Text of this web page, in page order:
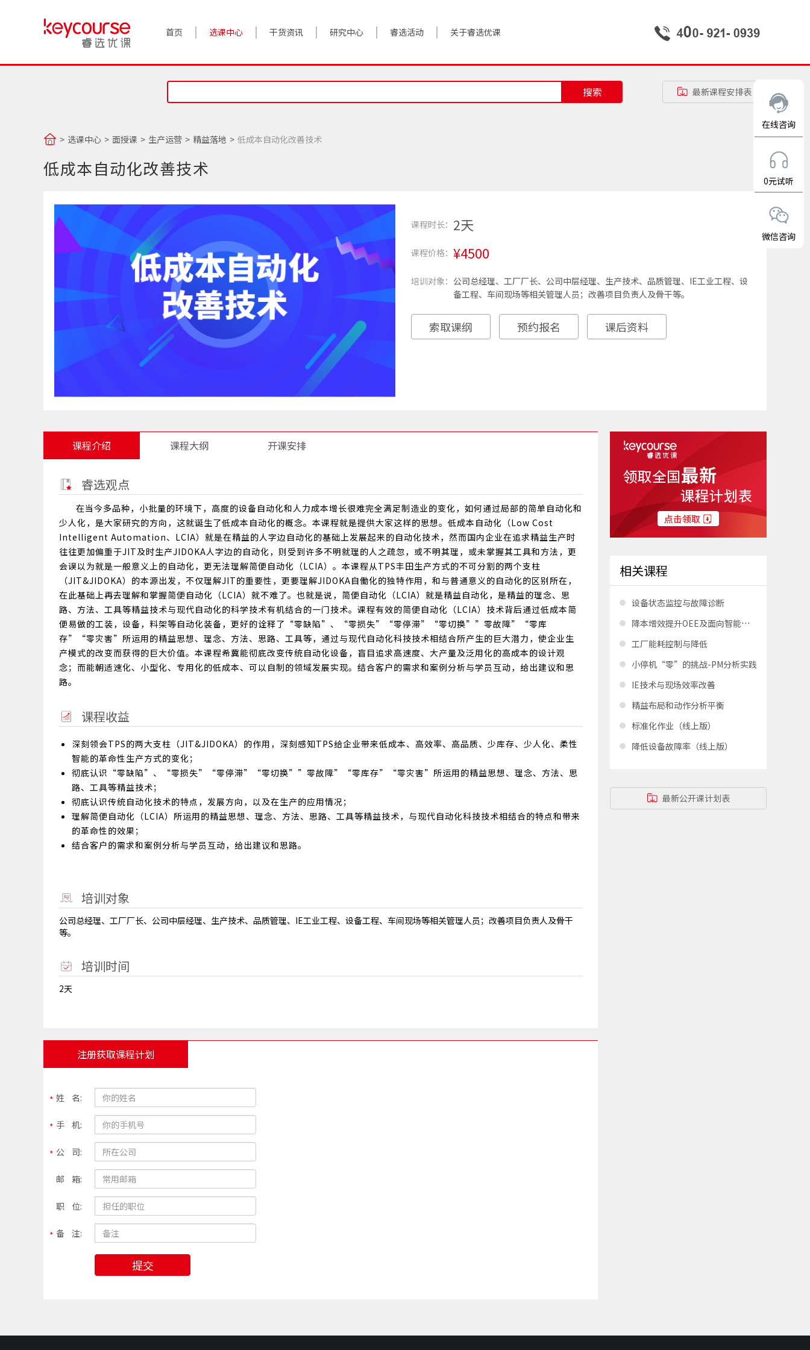
首页 选课中心 干货资讯
案例实践
对话高管
研究中心
BestHR研究院
研究报告
睿选活动
活动预告
往期回顾
关于睿选优课
关于我们
加入我们
在线咨询
0元试听
微信咨询
搜索 最新课程安排表
选课中心 面授课 生产运营 精益落地 低成本自动化改善技术
低成本自动化改善技术
课程时长： 2天
课程价格： ¥4500
培训对象： 公司总经理、工厂厂长、公司中层经理、生产技术、品质管理、IE工业工程、设
备工程、车间现场等相关管理人员；改善项目负责人及骨干等。
索取课纲 预约报名 课后资料
课程介绍 课程大纲 开课安排
睿选观点
在当今多品种，小批量的环境下，高度的设备自动化和人力成本增长很难完全满足制造业的变化，如何通过局部的简单自动化和
少人化，是大家研究的方向，这就诞生了低成本自动化的概念。本课程就是提供大家这样的思想。低成本自动化（Low Cost
Intelligent Automation、LCIA）就是在精益的人字边自动化的基础上发展起来的自动化技术，然而国内企业在追求精益生产时
往往更加偏重于JIT及时生产JIDOKA人字边的自动化，则受到许多不明就理的人之疏忽，或不明其理，或未掌握其工具和方法，更
会误以为就是一般意义上的自动化，更无法理解简便自动化（LCIA）。本课程从TPS丰田生产方式的不可分割的两个支柱
（JIT&JIDOKA）的本源出发，不仅理解JIT的重要性，更要理解JIDOKA自働化的独特作用，和与普通意义的自动化的区别所在，
在此基础上再去理解和掌握简便自动化（LCIA）就不难了。也就是说，简便自动化（LCIA）就是精益自动化，是精益的理念、思
路、方法、工具等精益技术与现代自动化的科学技术有机结合的一门技术。课程有效的简便自动化（LCIA）技术背后通过低成本简
便易做的工装，设备，料架等自动化装备，更好的诠释了“零缺陷”、“零损失”“零停滞”“零切换””零故障”“零库
存”“零灾害”所运用的精益思想、理念、方法、思路、工具等，通过与现代自动化科技技术相结合所产生的巨大潜力，使企业生
产模式的改变而获得的巨大价值。本课程希冀能彻底改变传统自动化设备，盲目追求高速度、大产量及泛用化的高成本的设计观
念；而能朝适速化、小型化、专用化的低成本、可以自制的领域发展实现。结合客户的需求和案例分析与学员互动，给出建议和思
路。
课程收益
深刻领会TPS的两大支柱（JIT&JIDOKA）的作用，深刻感知TPS给企业带来低成本、高效率、高品质、少库存、少人化、柔性
智能的革命性生产方式的变化；
彻底认识“零缺陷”、“零损失”“零停滞”“零切换””零故障”“零库存”“零灾害”所运用的精益思想、理念、方法、思
路、工具等精益技术；
彻底认识传统自动化技术的特点，发展方向，以及在生产的应用情况；
理解简便自动化（LCIA）所运用的精益思想、理念、方法、思路、工具等精益技术，与现代自动化科技技术相结合的特点和带来
的革命性的效果；
结合客户的需求和案例分析与学员互动，给出建议和思路。
培训对象
公司总经理、工厂厂长、公司中层经理、生产技术、品质管理、IE工业工程、设备工程、车间现场等相关管理人员；改善项目负责人及骨干
等。
培训时间
2天
注册获取课程计划
姓 名:
手 机:
公 司:
邮 箱:
职 位:
备 注:
提交
相关课程
设备状态监控与故障诊断
降本增效提升OEE及面向智能制造的设备管理
工厂能耗控制与降低
小停机“零”的挑战-PM分析实践
IE技术与现场效率改善
精益布局和动作分析平衡
标准化作业（线上版）
降低设备故障率（线上版）
最新公开课计划表